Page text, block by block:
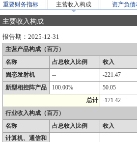
重要财务指标 主营收入构成 资产负债
主要收入构成
报告期： 2025-12-31
主营产品构成（百万）
名称
占总收入比例
收入
固态发射机
--
-221.47
新型相控阵产品
100.00%
50.05
总计
-171.42
行业收入构成（百万）
名称
占总收入比例
收入
计算机、通信和